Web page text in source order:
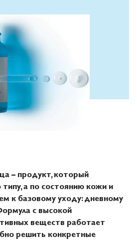
– продукт, который
а по состоянию кожи и
к базовому уходу: дневному
с высокой
веществ работает
решить конкретные